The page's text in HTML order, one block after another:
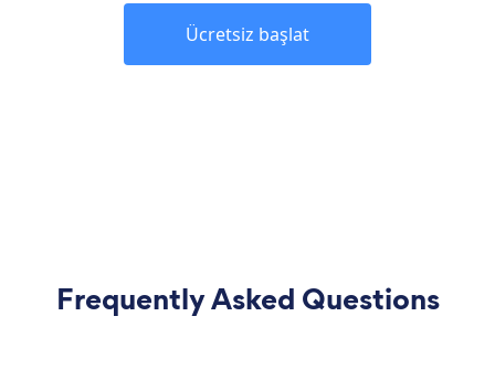
Ücretsiz başlat
Frequently Asked Questions